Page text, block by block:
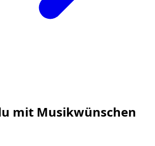
mit Musikwünschen